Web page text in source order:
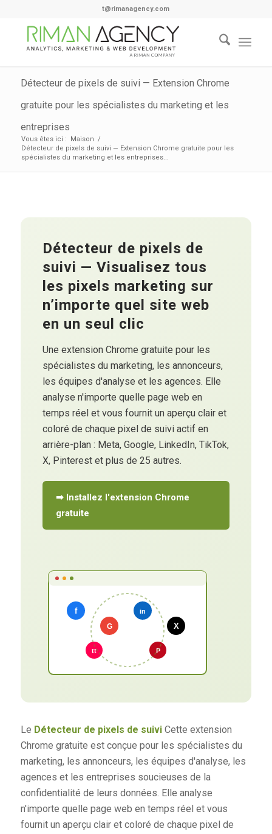
t@rimanagency.com
Détecteur de pixels de suivi — Extension Chrome
gratuite pour les spécialistes du marketing et les
entreprises
Vous êtes ici : Maison /
Détecteur de pixels de suivi — Extension Chrome gratuite pour les
spécialistes du marketing et les entreprises...
Détecteur de pixels de
suivi — Visualisez tous
les pixels marketing sur
n’importe quel site web
en un seul clic
Une extension Chrome gratuite pour les
spécialistes du marketing, les annonceurs,
les équipes d'analyse et les agences. Elle
analyse n'importe quelle page web en
temps réel et vous fournit un aperçu clair et
coloré de chaque pixel de suivi actif en
arrière-plan : Meta, Google, LinkedIn, TikTok,
X, Pinterest et plus de 25 autres.
➡ Installez l'extension Chrome
gratuite
Le Détecteur de pixels de suiviCette extension
Chrome gratuite est conçue pour les spécialistes du
marketing, les annonceurs, les équipes d'analyse, les
agences et les entreprises soucieuses de la
confidentialité de leurs données. Elle analyse
n'importe quelle page web en temps réel et vous
fournit un aperçu clair et coloré de chaque pixel de